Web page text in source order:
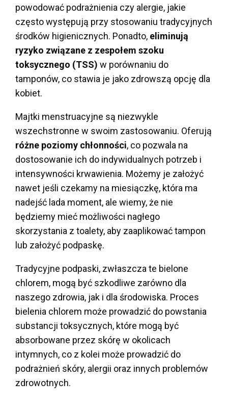
powodować podrażnienia czy alergie, jakie
często występują przy stosowaniu tradycyjnych
środków higienicznych. Ponadto, eliminują
ryzyko związane z zespołem szoku
toksycznego (TSS) w porównaniu do
tamponów, co stawia je jako zdrowszą opcję dla
kobiet.
Majtki menstruacyjne są niezwykle
wszechstronne w swoim zastosowaniu. Oferują
różne poziomy chłonności, co pozwala na
dostosowanie ich do indywidualnych potrzeb i
intensywności krwawienia. Możemy je założyć
nawet jeśli czekamy na miesiączkę, która ma
nadejść lada moment, ale wiemy, że nie
będziemy mieć możliwości nagłego
skorzystania z toalety, aby zaaplikować tampon
lub założyć podpaskę.
Tradycyjne podpaski, zwłaszcza te bielone
chlorem, mogą być szkodliwe zarówno dla
naszego zdrowia, jak i dla środowiska. Proces
bielenia chlorem może prowadzić do powstania
substancji toksycznych, które mogą być
absorbowane przez skórę w okolicach
intymnych, co z kolei może prowadzić do
podrażnień skóry, alergii oraz innych problemów
zdrowotnych.